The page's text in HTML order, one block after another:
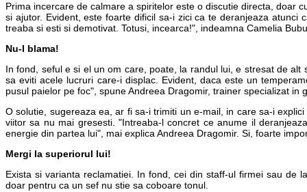
Prima incercare de calmare a spiritelor este o discutie directa, doar
si ajutor. Evident, este foarte dificil sa-i zici ca te deranjeaza
treaba si esti si demotivat. Totusi, incearca!", indeamna Camelia
Nu-l blama!
In fond, seful e si el un om care, poate, la randul lui, e stresat de
sa eviti acele lucruri care-i displac. Evident, daca este un
pusul paielor pe foc", spune Andreea Dragomir, trainer specializat in
O solutie, sugereaza ea, ar fi sa-i trimiti un e-mail, in care sa-i
viitor sa nu mai gresesti. "Intreaba-l concret ce anume il
energie din partea lui", mai explica Andreea Dragomir. Si, foarte
Mergi la superiorul lui!
Exista si varianta reclamatiei. In fond, cei din staff-ul firmei sau
doar pentru ca un sef nu stie sa coboare tonul.